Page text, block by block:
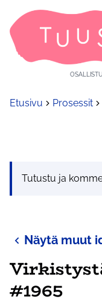
Etusivu Prosessit
Tutustu ja
Näytä muut
#1965